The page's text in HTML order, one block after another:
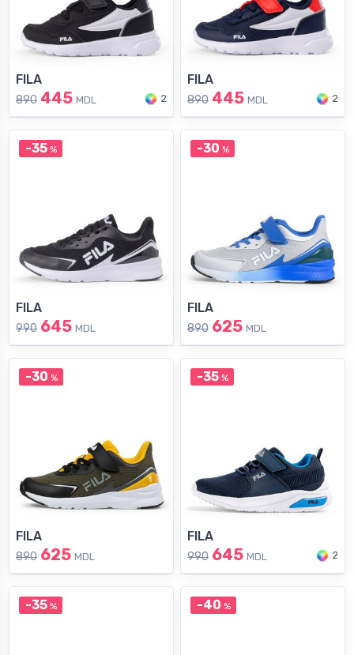
FILA
890 445 MDL 2
FILA
890 445 MDL 2
-35%
FILA
990 645 MDL
-30 %
FILA
890 625 MDL
-30 %
FILA
890 625 MDL
-35%
FILA
990 645 MDL 2
-35% -40 %